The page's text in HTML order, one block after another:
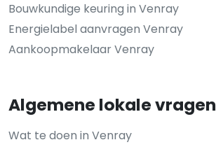
Bouwkundige keuring in Venray
Energielabel aanvragen Venray
Aankoopmakelaar Venray
Algemene lokale vragen
Wat te doen in Venray